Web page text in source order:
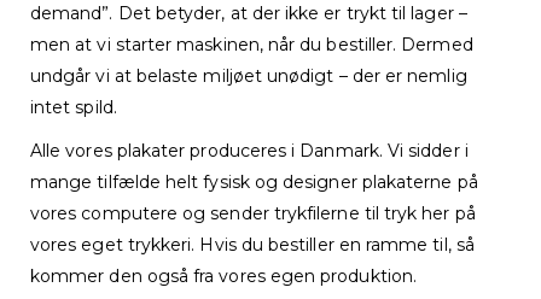
demand”. Det betyder, at der ikke er trykt til lager –
men at vi starter maskinen, når du bestiller. Dermed
undgår vi at belaste miljøet unødigt – der er nemlig
intet spild.
Alle vores plakater produceres i Danmark. Vi sidder i
mange tilfælde helt fysisk og designer plakaterne på
vores computere og sender trykfilerne til tryk her på
vores eget trykkeri. Hvis du bestiller en ramme til, så
kommer den også fra vores egen produktion.